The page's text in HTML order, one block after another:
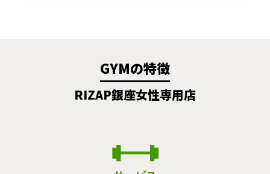
GYMの特徴
RIZAP銀座女性専用店